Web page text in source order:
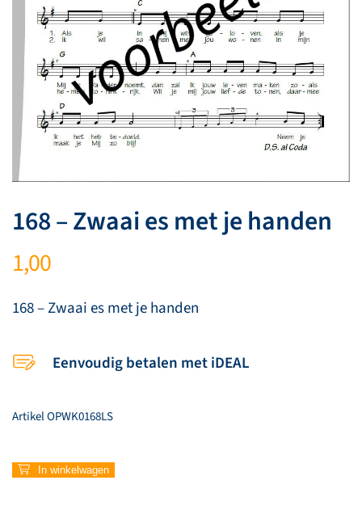
168 – Zwaai es met je handen
1,00
168 – Zwaai es met je handen
Eenvoudig betalen met iDEAL
ArtikelOPWK0168LS
168
–
In winkelwagen